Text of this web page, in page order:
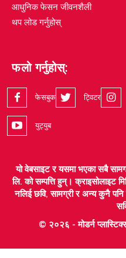
आधुनिक फेसन जीवनशैली
थप लोड गर्नुहोस्
फलो गर्नुहोस्:
फेसबुक ट्विटर
युट्युब
यो वेबसाइट र यसमा भएका सबै
लि. को सम्पत्ति हुन्। क्राइसोलाइट
नलिई छवि, सामग्री र अन्य कुनै पनि
© २०२६ - मोडर्न